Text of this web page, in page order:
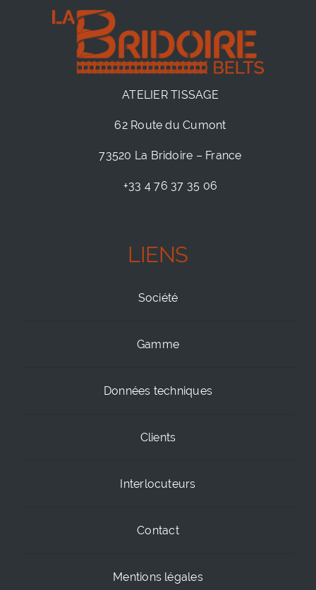
ATELIER TISSAGE
62 Route du Cumont
73520 La Bridoire – France
+33 4 76 37 35 06
LIENS
Société
Gamme
Données techniques
Clients
Interlocuteurs
Contact
Mentions légales